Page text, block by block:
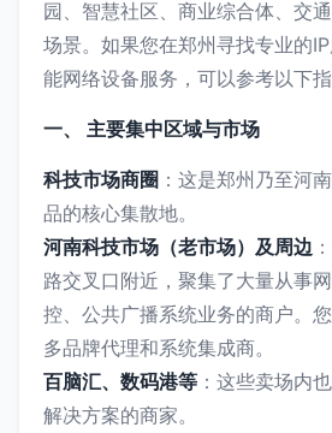
园、智慧社区、商业综合体、交
场景。如果您在郑州寻找专业的
能网络设备服务，可以参考以下指
一、 主要集中区域与市场
科技市场商圈 ：这是郑州乃至河
品的核心集散地。
河南科技市场（老市场）及周边
路交叉口附近，聚集了大量从事
控、公共广播系统业务的商户。
多品牌代理和系统集成商。
百脑汇、数码港等 ：这些卖场内
解决方案的商家。